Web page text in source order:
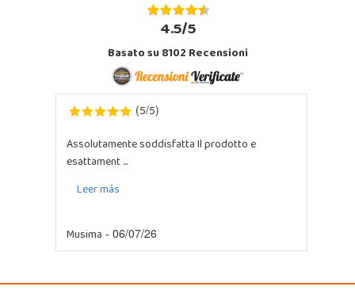
4.5/5
Basato su 8102 Recensioni
(5/5)
Assolutamente soddisfatta Il prodotto e
esattament ...
Leer más
Musima - 06/07/26